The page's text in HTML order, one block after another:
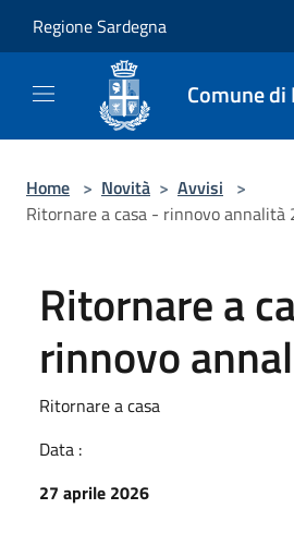
Regione Sardegna
Comune
Home > Novità > Avvisi >
Ritornare a casa - rinnovo annalità
Ritornare a
rinnovo
Ritornare a casa
Data :
27 aprile 2026